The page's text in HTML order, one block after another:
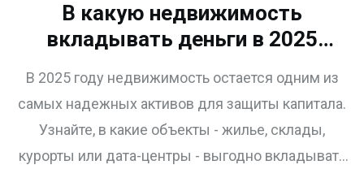
В какую недвижимость
вкладывать деньги в 2025
инвестора в России
В 2025 году недвижимость остается одним из
самых надежных активов для защиты капитала.
Узнайте, в какие объекты - жилье, склады,
курорты или дата-центры - выгодно вкладывать